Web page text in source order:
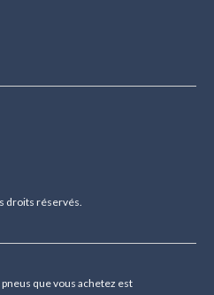
droits réservés.
que vous achetez est